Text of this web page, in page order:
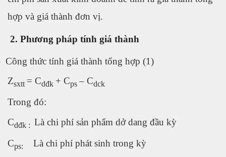
hợp và giá thành đơn vị.
2. Phương pháp tính giá thành
Công thức tính giá thành tổng hợp (1)
Zsxtt = Cdđk + Cps – Cdck
Trong đó:
Cdđk : Là chi phí sản phẩm dở dang đầu kỳ
Cps: Là chi phí phát sinh trong kỳ